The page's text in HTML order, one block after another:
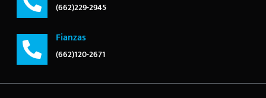
(662)229-2945
Fianzas
(662)120-2671